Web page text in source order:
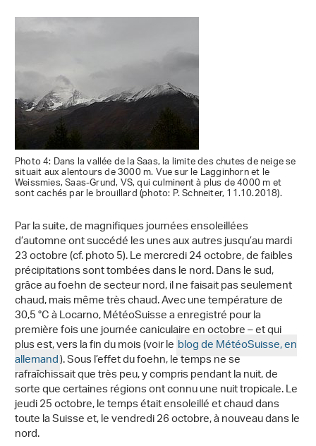
Photo 4: Dans la vallée de la Saas, la limite des chutes de neige se
situait aux alentours de 3000 m. Vue sur le Lagginhorn et le
Weissmies, Saas-Grund, VS, qui culminent à plus de 4000 m et
sont cachés par le brouillard (photo: P. Schneiter, 11.10.2018).
Par la suite, de magnifiques journées ensoleillées
d’automne ont succédé les unes aux autres jusqu’au mardi
23 octobre (cf. photo 5). Le mercredi 24 octobre, de faibles
précipitations sont tombées dans le nord. Dans le sud,
grâce au foehn de secteur nord, il ne faisait pas seulement
chaud, mais même très chaud. Avec une température de
30,5 °C à Locarno, MétéoSuisse a enregistré pour la
première fois une journée caniculaire en octobre – et qui
plus est, vers la fin du mois (voir le blog de MétéoSuisse, en
allemand). Sous l’effet du foehn, le temps ne se
rafraîchissait que très peu, y compris pendant la nuit, de
sorte que certaines régions ont connu une nuit tropicale. Le
jeudi 25 octobre, le temps était ensoleillé et chaud dans
toute la Suisse et, le vendredi 26 octobre, à nouveau dans le
nord.